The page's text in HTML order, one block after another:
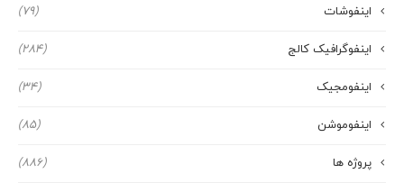
اینفوشات (79)
اینفوگرافیک کالج (284)
اینفومجیک (34)
اینفوموشن (85)
پروژه ها (886)